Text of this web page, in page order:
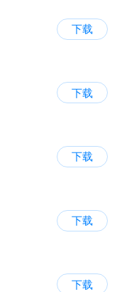
下载
下载
下载
下载
下载